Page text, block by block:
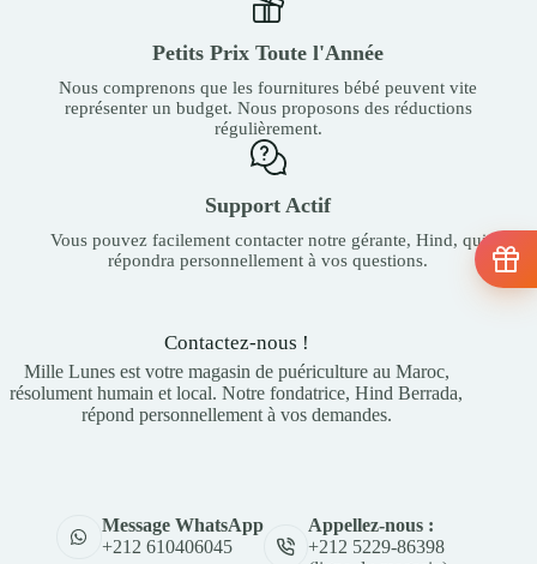
Petits Prix Toute l'Année
Nous comprenons que les fournitures bébé peuvent vite
représenter un budget. Nous proposons des réductions
régulièrement.
Support Actif
Vous pouvez facilement contacter notre gérante, Hind, qui
répondra personnellement à vos questions.
Contactez-nous !
Mille Lunes est votre magasin de puériculture au Maroc,
résolument humain et local. Notre fondatrice, Hind Berrada,
répond personnellement à vos demandes.
Message WhatsApp
+212 610406045
Appellez-nous :
+212 5229-86398